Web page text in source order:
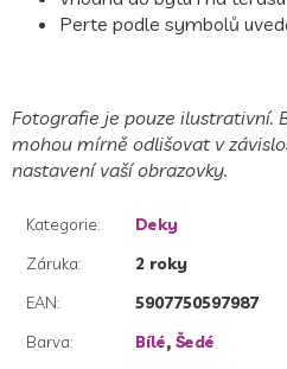
Perte podle symbolů
Fotografie je pouze ilustrativní.
mohou mírně odlišovat v
nastavení vaší obrazovky.
Kategorie:
Deky
Záruka:
2 roky
EAN:
5907750597987
Barva: Bílé, Šedé